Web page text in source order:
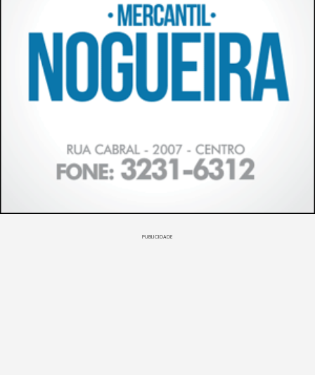
PUBLICIDADE